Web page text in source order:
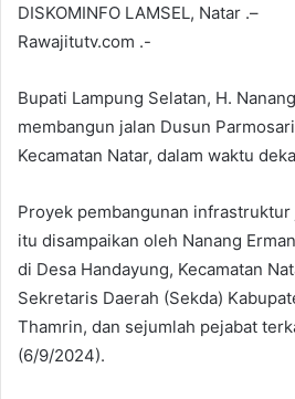
DISKOMINFO LAMSEL, Natar .–
Rawajitutv.com .-
Bupati Lampung Selatan, H.
membangun jalan Dusun
Kecamatan Natar, dalam waktu
Proyek pembangunan
itu disampaikan oleh Nanang
di Desa Handayung, Kecamatan
Sekretaris Daerah (Sekda)
Thamrin, dan sejumlah pejabat
(6/9/2024).